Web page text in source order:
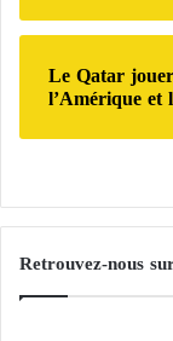
Le Qatar
l’Amérique
Retrouvez-nous